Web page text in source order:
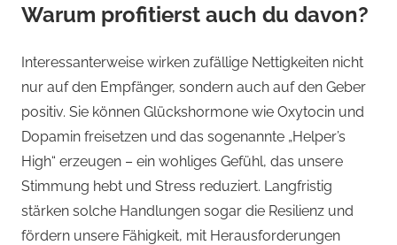
Warum profitierst auch du davon?
Interessanterweise wirken zufällige Nettigkeiten nicht
nur auf den Empfänger, sondern auch auf den Geber
positiv. Sie können Glückshormone wie Oxytocin und
Dopamin freisetzen und das sogenannte „Helper’s
High“ erzeugen – ein wohliges Gefühl, das unsere
Stimmung hebt und Stress reduziert. Langfristig
stärken solche Handlungen sogar die Resilienz und
fördern unsere Fähigkeit, mit Herausforderungen